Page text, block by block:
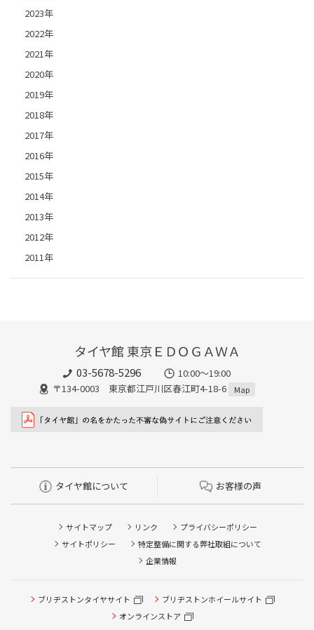
2023年
2022年
2021年
2020年
2019年
2018年
2017年
2016年
2015年
2014年
2013年
2012年
2011年
タイヤ館 東京ＥＤＯＧＡＷＡ
03-5678-5296
10:00～19:00
〒134-0003 東京都江戸川区春江町4-18-6
Map
タイヤ館について お客様の声
サイトマップ リンク
プライバシーポリシー
サイトポリシー
特定整備に関する弊社取組について
企業情報
ブリヂストンタイヤサイト
ブリヂストンホイールサイト
オンラインストア